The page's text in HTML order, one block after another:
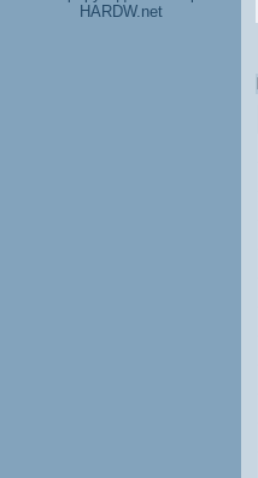
HARDW.net